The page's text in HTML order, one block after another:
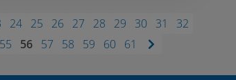
24 25 26 27 28 29 30 31
32
55 56 57 58 59 60 61